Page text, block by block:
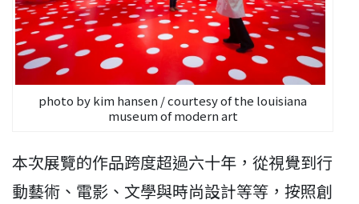
photo by kim hansen / courtesy of the louisiana
museum of modern art
本次展覽的作品跨度超過六十年，從視覺到行
動藝術、電影、文學與時尚設計等等，按照創